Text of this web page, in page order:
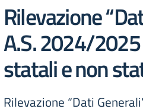
Rilevazione
A.S. 2024/
statali e non
Rilevazione “Dati